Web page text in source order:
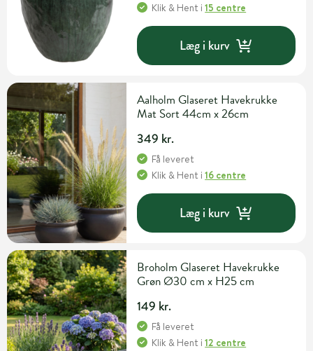
Klik & Hent i15 centre
Læg i kurv
Aalholm Glaseret Havekrukke
Mat Sort 44cm x 26cm
349 kr.
Få leveret
Klik & Hent i16 centre
Læg i kurv
Broholm Glaseret Havekrukke
Grøn Ø30 cm x H25 cm
149 kr.
Få leveret
Klik & Hent i12 centre